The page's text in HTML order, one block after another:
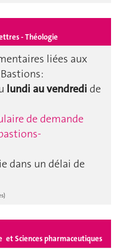
- Théologie
liées aux
lundi au vendredi de
de demande
dans un délai de
et Sciences pharmaceutiques